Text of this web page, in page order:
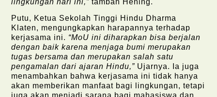
lingkungan hari ini,” tambah Hening.
Putu, Ketua Sekolah Tinggi Hindu Dharma
Klaten, mengungkapkan harapannya terhadap
kerjasama ini. “MoU ini diharapkan bisa berjalan
dengan baik karena menjaga bumi merupakan
tugas bersama dan merupakan salah satu
pengamalan dari ajaran Hindu,” Ujarnya. Ia juga
menambahkan bahwa kerjasama ini tidak hanya
akan memberikan manfaat bagi lingkungan, tetapi